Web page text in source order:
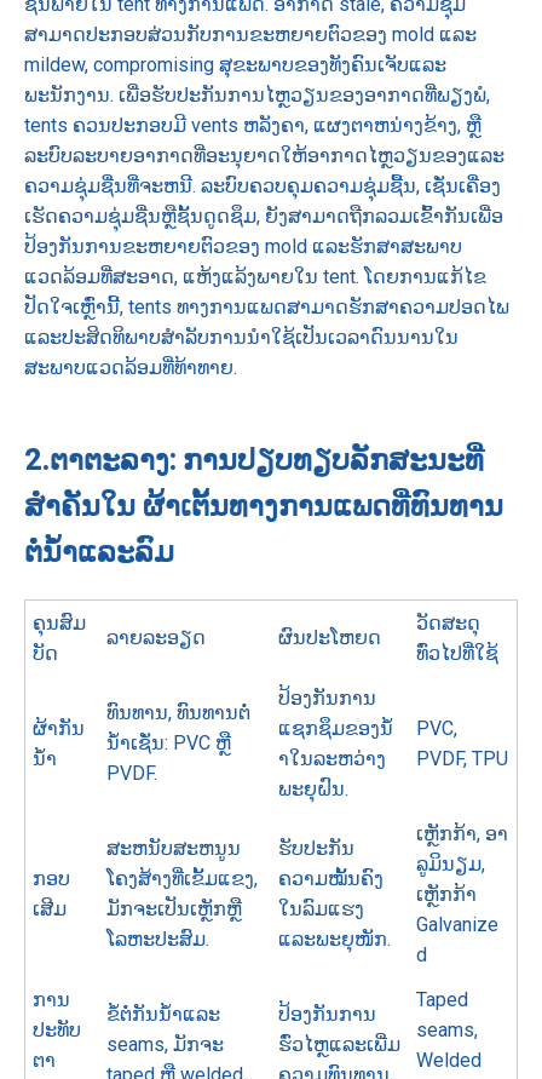
ສາມາດປະກອບສ່ວນກັບການຂະຫຍາຍຕົວຂອງ mold ແລະ
mildew, compromising ສຸຂະພາບຂອງທັງຄົນເຈັບແລະ
ພະນັກງານ. ເພື່ອຮັບປະກັນການໄຫຼວຽນຂອງອາກາດທີ່ພຽງພໍ,
tents ຄວນປະກອບມີ vents ຫລັງຄາ, ແຜງຕາຫນ່າງຂ້າງ, ຫຼື
ລະບົບລະບາຍອາກາດທີ່ອະນຸຍາດໃຫ້ອາກາດໄຫຼວຽນຂອງແລະ
ຄວາມຊຸ່ມຊື່ນທີ່ຈະຫນີ. ລະບົບຄວບຄຸມຄວາມຊຸ່ມຊື້ນ, ເຊັ່ນເຄື່ອງ
ເຮັດຄວາມຊຸ່ມຊື່ນຫຼືຊັ້ນດູດຊຶມ, ຍັງສາມາດຖືກລວມເຂົ້າກັນເພື່ອ
ປ້ອງກັນການຂະຫຍາຍຕົວຂອງ mold ແລະຮັກສາສະພາບ
ແວດລ້ອມທີ່ສະອາດ, ແຫ້ງແລ້ງພາຍໃນ tent. ໂດຍການແກ້ໄຂ
ປັດໃຈເຫຼົ່ານີ້, tents ທາງການແພດສາມາດຮັກສາຄວາມປອດໄພ
ແລະປະສິດທິພາບສໍາລັບການນໍາໃຊ້ເປັນເວລາດົນນານໃນ
ສະພາບແວດລ້ອມທີ່ທ້າທາຍ.
2.ຕາຕະລາງ: ການປຽບທຽບລັກສະນະທີ່
ສໍາຄັນໃນ ຜ້າເຕັ້ນທາງການແພດທີ່ທົນທານ
ຕໍ່ນ້ໍາແລະລົມ
ຄຸນສົມ
ບັດ
ລາຍລະອຽດ ຜົນປະໂຫຍດ
ວັດສະດຸ
ທົ່ວໄປທີ່ໃຊ້
ຜ້າກັນ
ນໍ້າ
ທົນທານ, ທົນທານຕໍ່
ນ້ໍາເຊັ່ນ: PVC ຫຼື
PVDF.
ປ້ອງ​ກັນ​ການ​
ແຊກ​ຊຶມ​ຂອງ​ນ​້​ໍ​
າ​ໃນ​ລະ​ຫວ່າງ​
ພະ​ຍຸ​ຝົນ​.
PVC,
PVDF, TPU
ກອບ
ເສີມ
ສະຫນັບສະຫນູນ
ໂຄງສ້າງທີ່ເຂັ້ມແຂງ,
ມັກຈະເປັນເຫຼັກຫຼື
ໂລຫະປະສົມ.
ຮັບປະກັນ
ຄວາມໝັ້ນຄົງ
ໃນລົມແຮງ
ແລະພະຍຸໜັກ.
ເຫຼັກກ້າ, ອາ
ລູມິນຽມ,
ເຫຼັກກ້າ
Galvanize
d
ການ
ປະທັບ
ຕາ
ຂໍ້ຕໍ່ກັນນ້ໍາແລະ
seams, ມັກຈະ
ປ້ອງກັນການ
ຮົ່ວໄຫຼແລະເພີ່ມ
Taped
seams,
Welded